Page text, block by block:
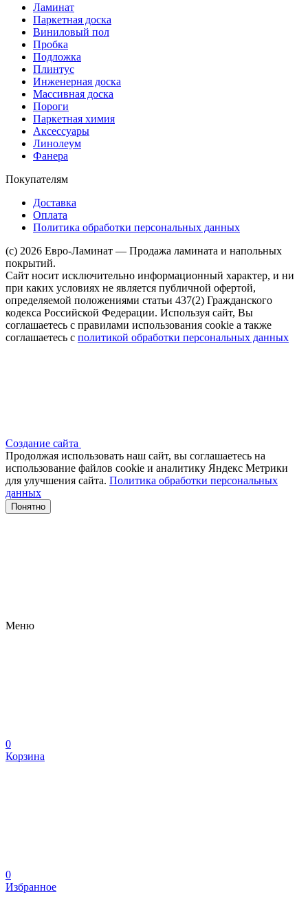
Ламинат
Паркетная доска
Виниловый пол
Пробка
Подложка
Плинтус
Инженерная доска
Массивная доска
Пороги
Паркетная химия
Аксессуары
Линолеум
Фанера
Покупателям
Доставка
Оплата
Политика обработки персональных данных
(c) 2026 Евро-Ламинат — Продажа ламината и напольных
покрытий.
Сайт носит исключительно информационный характер, и ни
при каких условиях не является публичной офертой,
определяемой положениями статьи 437(2) Гражданского
кодекса Российской Федерации. Используя сайт, Вы
соглашаетесь с правилами использования cookie а также
соглашаетесь с политикой обработки персональных данных
Создание сайта
Продолжая использовать наш сайт, вы соглашаетесь на
использование файлов сооkіе и аналитику Яндекс Метрики
для улучшения сайта. Политика обработки персональных
данных
Понятно
Меню
0
Корзина
0
Избранное